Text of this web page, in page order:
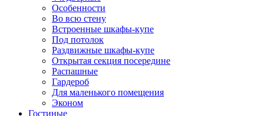
Особенности
Во всю стену
Встроенные шкафы-купе
Под потолок
Раздвижные шкафы-купе
Открытая секция посередине
Распашные
Гардероб
Для маленького помещения
Эконом
Гостиные